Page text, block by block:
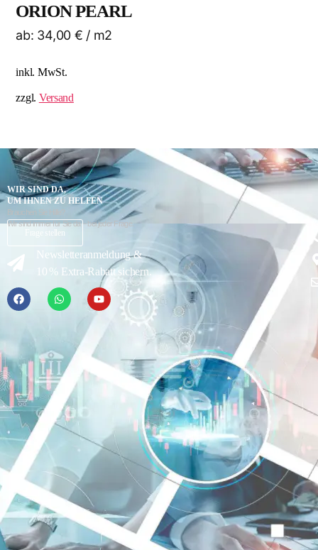
ORION PEARL
ab: 34,00 € / m2
inkl. MwSt.
zzgl. Versand
WIR SIND DA,
UM IHNEN ZU HELFEN
Brauchen Sie Hilfe?
Wir sind immer für Sie da – bei jeder Frage.
Frage stellen
Newsletteranmeldung &
10 % Extra-Rabatt sichern.